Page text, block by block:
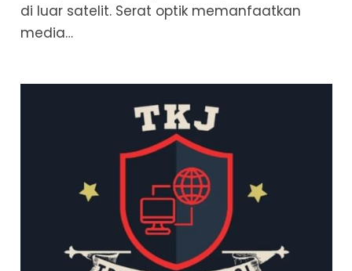
di luar satelit. Serat optik memanfaatkan
media…